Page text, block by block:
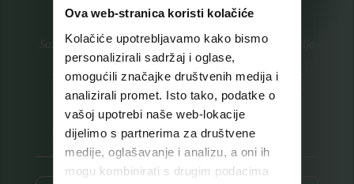
Ova web-stranica koristi kolačiće
Kolačiće upotrebljavamo kako bismo
personalizirali sadržaj i oglase,
omogućili značajke društvenih medija i
analizirali promet. Isto tako, podatke o
vašoj upotrebi naše web-lokacije
dijelimo s partnerima za društvene
medije, oglašavanje i analizu, a oni ih
mogu kombinirati s drugim podacima
Saznajte prvi za nove proizvode i ekskluzivne promocije
Prijavite se na listu za novosti